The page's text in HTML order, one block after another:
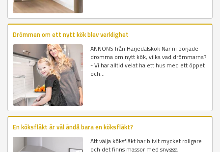
Drömmen om ett nytt kök blev verklighet
ANNONS från Härjedalskök När ni började
drömma om nytt kök, vilka vad drömmarna?
- Vi har alltid velat ha ett hus med ett öppet
och...
En köksfläkt är väl ändå bara en köksfläkt?
Att välja köksfläkt har blivit mycket roligare
och det finns massor med snygga